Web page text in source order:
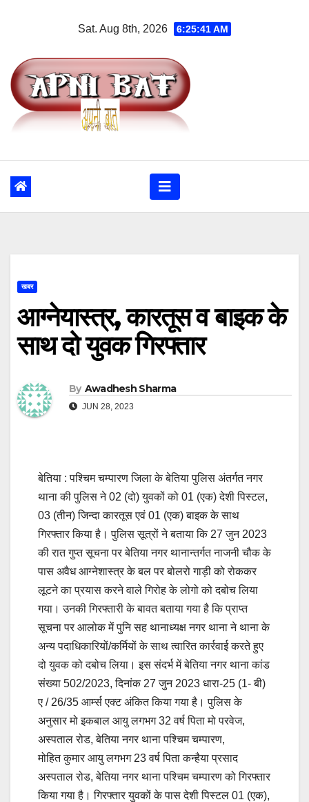
Sat. Aug 8th, 2026 6:25:41 AM
खबर
आग्नेयास्त्र, कारतूस व बाइक के
साथ दो युवक गिरफ्तार
By Awadhesh Sharma
JUN 28, 2023
बेतिया : पश्चिम चम्पारण जिला के बेतिया पुलिस अंतर्गत नगर
थाना की पुलिस ने 02 (दो) युवकों को 01 (एक) देशी पिस्टल,
03 (तीन) जिन्दा कारतूस एवं 01 (एक) बाइक के साथ
गिरफ्तार किया है। पुलिस सूत्रों ने बताया कि 27 जुन 2023
की रात गुप्त सूचना पर बेतिया नगर थानान्तर्गत नाजनी चौक के
पास अवैध आग्नेशास्त्र के बल पर बोलरो गाड़ी को रोककर
लूटने का प्रयास करने वाले गिरोह के लोगो को दबोच लिया
गया। उनकी गिरफ्तारी के बावत बताया गया है कि प्राप्त
सूचना पर आलोक में पुनि सह थानाध्यक्ष नगर थाना ने थाना के
अन्य पदाधिकारियों/कर्मियों के साथ त्वारित कार्रवाई करते हुए
दो युवक को दबोच लिया। इस संदर्भ में बेतिया नगर थाना कांड
संख्या 502/2023, दिनांक 27 जुन 2023 धारा-25 (1- बी)
ए / 26/35 आर्म्स एक्ट अंकित किया गया है। पुलिस के
अनुसार मो इकबाल आयु लगभग 32 वर्ष पिता मो परवेज,
अस्पताल रोड, बेतिया नगर थाना पश्चिम चम्पारण,
मोहित कुमार आयु लगभग 23 वर्ष पिता कन्हैया प्रसाद
अस्पताल रोड, बेतिया नगर थाना पश्चिम चम्पारण को गिरफ्तार
किया गया है। गिरफ्तार युवकों के पास देशी पिस्टल 01 (एक),